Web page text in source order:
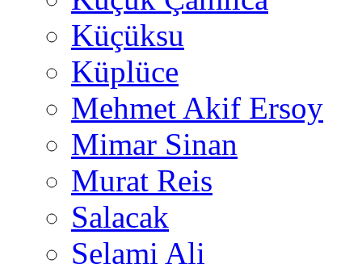
Küçüksu
Küplüce
Mehmet Akif Ersoy
Mimar Sinan
Murat Reis
Salacak
Selami Ali